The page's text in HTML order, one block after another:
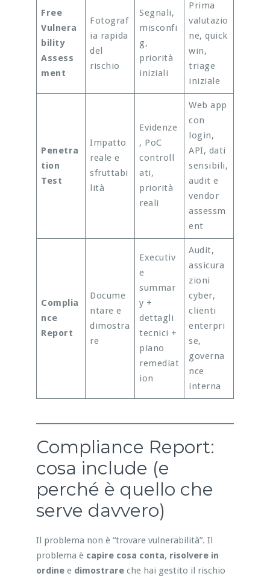
Free
Vulnera
bility
Assess
ment
Fotograf
ia rapida
del
rischio
Segnali,
misconfi
g,
priorità
iniziali
Prima
valutazio
ne, quick
win,
triage
iniziale
Penetra
tion
Test
Impatto
reale e
sfruttabi
lità
Evidenze
, PoC
controll
ati,
priorità
reali
Web app
con
login,
API, dati
sensibili,
audit e
vendor
assessm
ent
Complia
nce
Report
Docume
ntare e
dimostra
re
Executiv
e
summar
y +
dettagli
tecnici +
piano
remediat
ion
Audit,
assicura
zioni
cyber,
clienti
enterpri
se,
governa
nce
interna
Compliance Report:
cosa include (e
perché è quello che
serve davvero)
Il problema non è “trovare vulnerabilità”. Il
problema è capire cosa conta, risolvere in
ordinee dimostrareche hai gestito il rischio